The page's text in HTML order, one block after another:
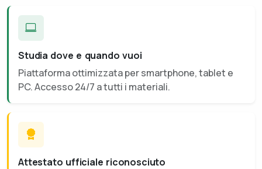
Studia dove e quando vuoi
Piattaforma ottimizzata per smartphone, tablet e
PC. Accesso 24/7 a tutti i materiali.
Attestato ufficiale riconosciuto